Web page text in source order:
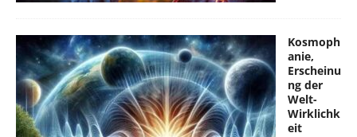
Kosmoph
anie,
Erscheinu
ng der
Welt-
Wirklichk
eit